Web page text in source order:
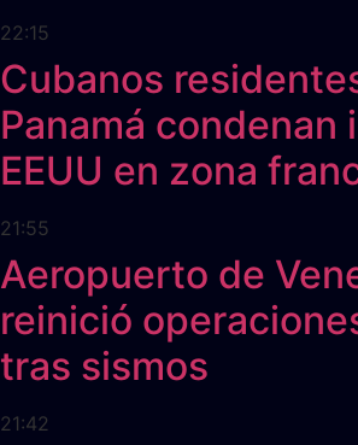
22:15
Cubanos
Panamá condenan
EEUU en zona
21:55
Aeropuerto de
reinició
tras sismos
21:42